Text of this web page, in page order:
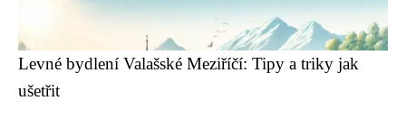
Levné bydlení Valašské Meziříčí: Tipy a triky jak
ušetřit